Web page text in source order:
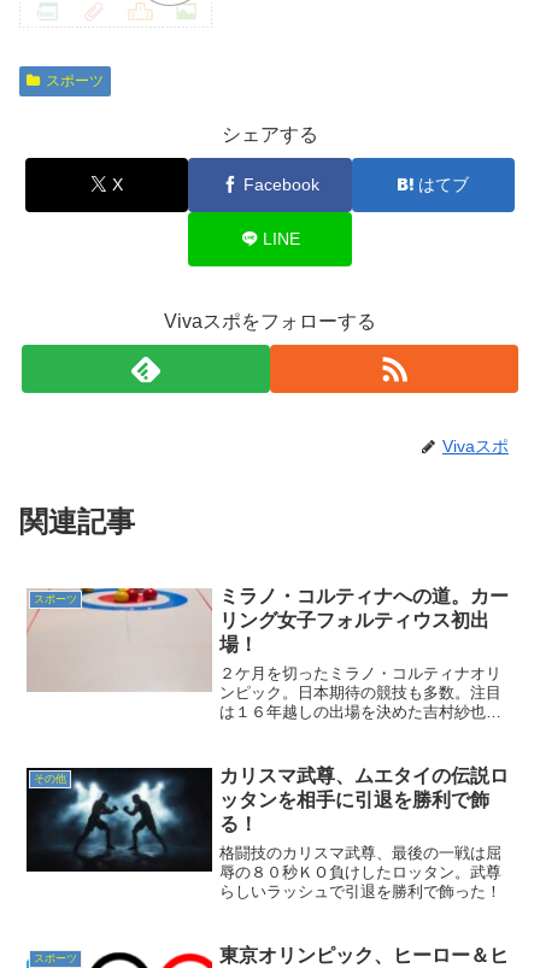
スポーツ
シェアする
X Facebook はてブ
LINE
Vivaスポをフォローする
Vivaスポ
関連記事
スポーツ
ミラノ・コルティナへの道。カー
リング女子フォルティウス初出
場！
２ケ月を切ったミラノ・コルティナオリ
ンピック。日本期待の競技も多数。注目
は１６年越しの出場を決めた吉村紗也香
その他
カリスマ武尊、ムエタイの伝説ロ
ッタンを相手に引退を勝利で飾
る！
格闘技のカリスマ武尊、最後の一戦は屈
辱の８０秒ＫＯ負けしたロッタン。武尊
らしいラッシュで引退を勝利で飾った！
スポーツ
東京オリンピック、ヒーロー＆ヒ